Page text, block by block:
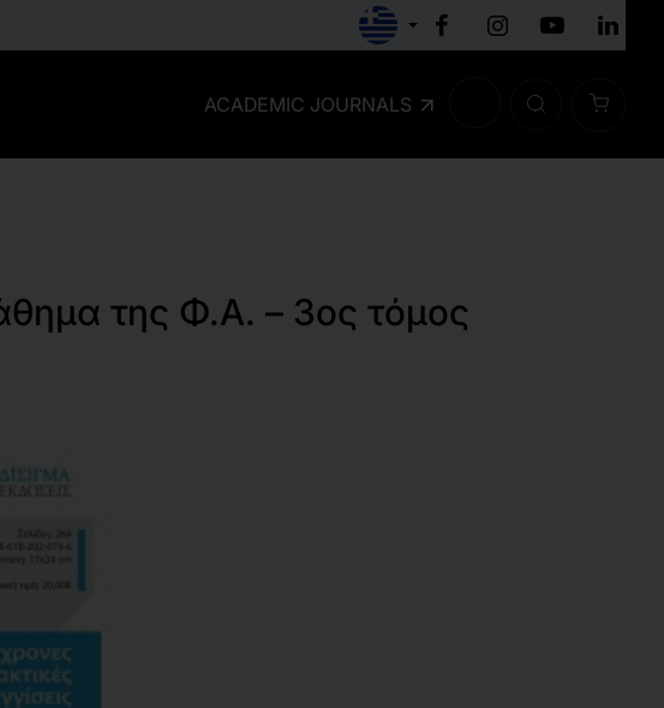
ACADEMIC JOURNALS
της Φ.Α. – 3ος τόμος